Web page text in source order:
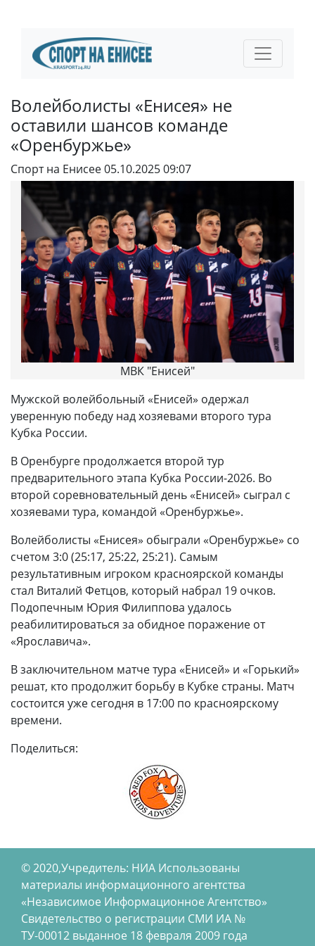
Волейболисты «Енисея» не
оставили шансов команде
«Оренбуржье»
Спорт на Енисее05.10.2025 09:07
МВК "Енисей"
Мужской волейбольный «Енисей» одержал
уверенную победу над хозяевами второго тура
Кубка России.
В Оренбурге продолжается второй тур
предварительного этапа Кубка России-2026. Во
второй соревновательный день «Енисей» сыграл с
хозяевами тура, командой «Оренбуржье».
Волейболисты «Енисея» обыграли «Оренбуржье» со
счетом 3:0 (25:17, 25:22, 25:21). Самым
результативным игроком красноярской команды
стал Виталий Фетцов, который набрал 19 очков.
Подопечным Юрия Филиппова удалось
реабилитироваться за обидное поражение от
«Ярославича».
В заключительном матче тура «Енисей» и «Горький»
решат, кто продолжит борьбу в Кубке страны. Матч
состоится уже сегодня в 17:00 по красноярскому
времени.
Поделиться:
© 2020,Учредитель: НИА Использованы
материалы информационного агентства
«Независимое Информационное Агентство»
Свидетельство о регистрации СМИ ИА №
ТУ-00012 выданное 18 февраля 2009 года